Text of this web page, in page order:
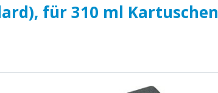
für 310 ml Kartuschen